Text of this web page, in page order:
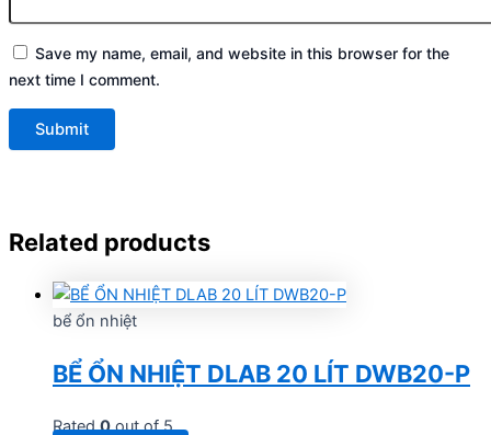
Save my name, email, and website in this browser for the
next time I comment.
Related products
bể ổn nhiệt
BỂ ỔN NHIỆT DLAB 20 LÍT DWB20-P
Rated0out of 5